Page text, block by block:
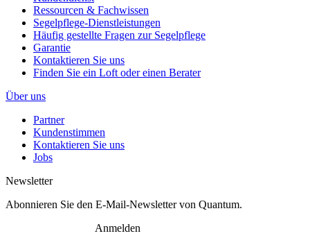
Ressourcen & Fachwissen
Segelpflege-Dienstleistungen
Häufig gestellte Fragen zur Segelpflege
Garantie
Kontaktieren Sie uns
Finden Sie ein Loft oder einen Berater
Über uns
Partner
Kundenstimmen
Kontaktieren Sie uns
Jobs
Newsletter
Abonnieren Sie den E-Mail-Newsletter von Quantum.
Anmelden